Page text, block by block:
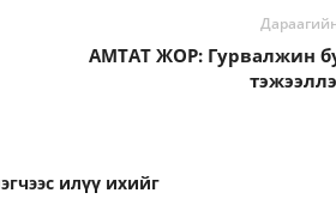
АМТАТ ЖОР: Гурвалжин
илүү ихийг